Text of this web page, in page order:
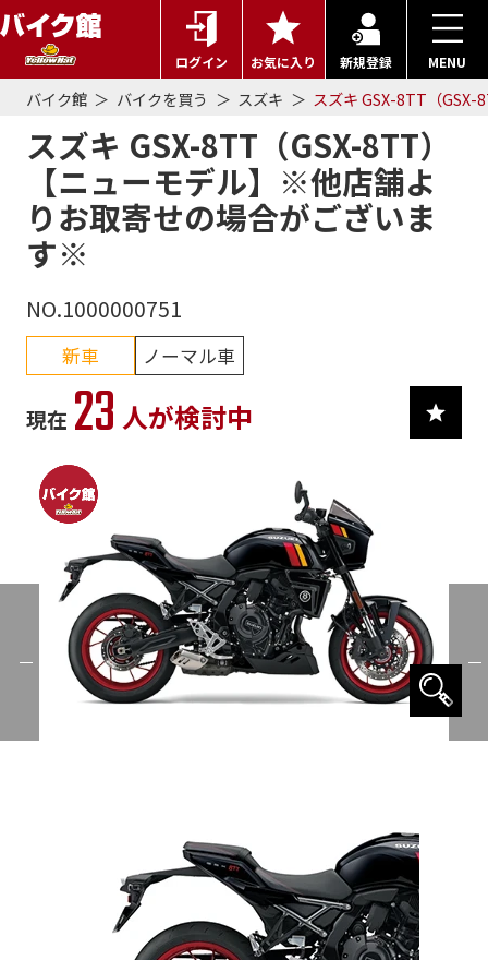
ログイン お気に入り 新規登録 MENU
バイク館 バイクを買う スズキ スズキ GSX-8TT（
スズキ GSX-8TT（GSX-8TT）
【ニューモデル】※他店舗よ
りお取寄せの場合がございま
す※
NO.1000000751
新車 ノーマル車
現在 23 人が検討中